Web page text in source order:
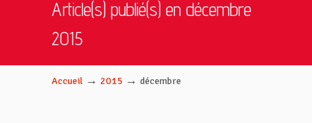
Article(s) publié(s) en décembre
2015
Accueil → 2015 → décembre